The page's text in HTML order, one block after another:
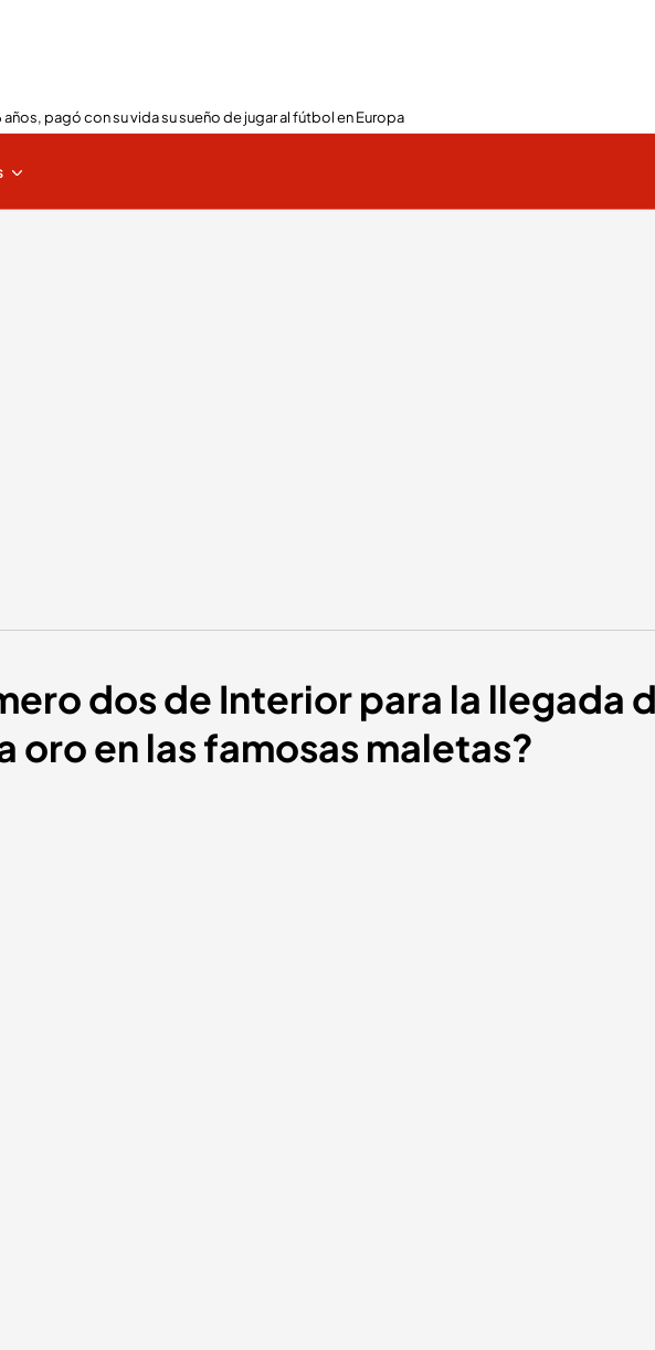
años, pagó con su vida su sueño de jugar al fútbol en Europa
dos de Interior para la llegada
oro en las famosas maletas?